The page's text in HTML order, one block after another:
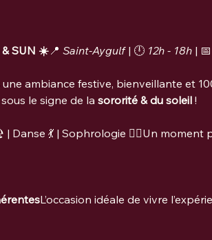
& SUN ☀️📍 Saint-Aygulf | 🕛 12h - 18h | 📅
ambiance festive, bienveillante et
le signe de la sororité & du soleil !
Danse 💃 | Sophrologie 🧘‍♀️Un moment
L’occasion idéale de vivre